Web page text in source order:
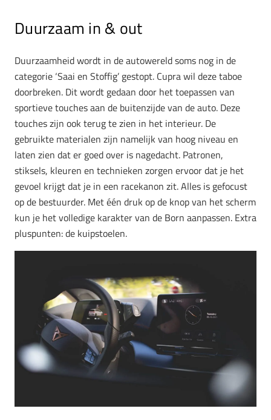
Duurzaam in & out
Duurzaamheid wordt in de autowereld soms nog in de
categorie ‘Saai en Stoffig’ gestopt. Cupra wil deze taboe
doorbreken. Dit wordt gedaan door het toepassen van
sportieve touches aan de buitenzijde van de auto. Deze
touches zijn ook terug te zien in het interieur. De
gebruikte materialen zijn namelijk van hoog niveau en
laten zien dat er goed over is nagedacht. Patronen,
stiksels, kleuren en technieken zorgen ervoor dat je het
gevoel krijgt dat je in een racekanon zit. Alles is gefocust
op de bestuurder. Met één druk op de knop van het scherm
kun je het volledige karakter van de Born aanpassen. Extra
pluspunten: de kuipstoelen.